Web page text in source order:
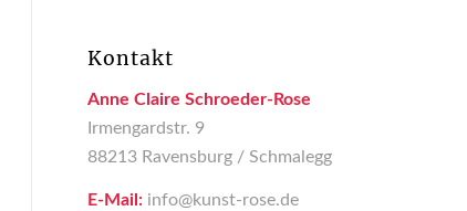
Kontakt
Anne Claire Schroeder-Rose
Irmengardstr. 9
88213 Ravensburg / Schmalegg
E-Mail: info@kunst-rose.de